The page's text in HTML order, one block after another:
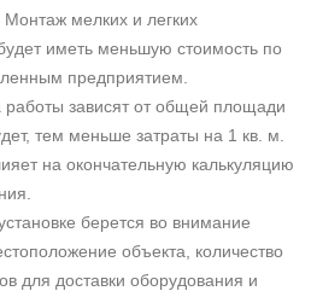
Монтаж мелких и легких
иметь меньшую стоимость по
предприятием.
работы зависят от общей площади
тем меньше затраты на 1 кв. м.
на окончательную калькуляцию
берется во внимание
объекта, количество
для доставки оборудования и